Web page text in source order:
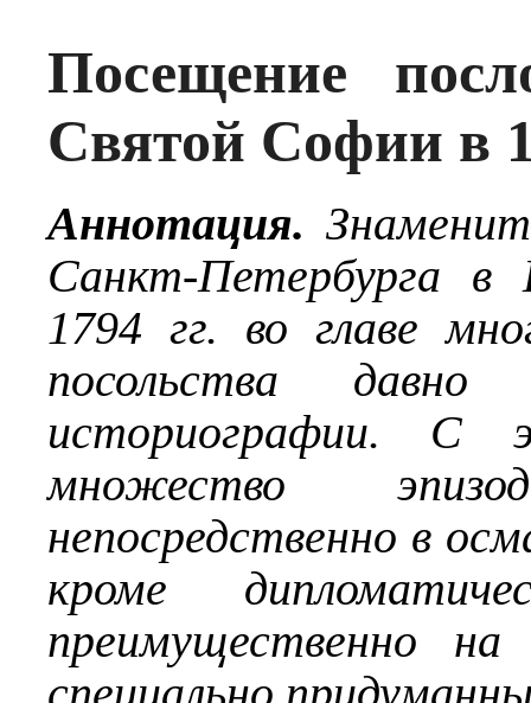
Посещение
Святой Софии в
Аннотация.
Санкт-Петербурга в
1794 гг. во главе
посольства давно
историографии. С
множество
непосредственно в
кроме
преимущественно на